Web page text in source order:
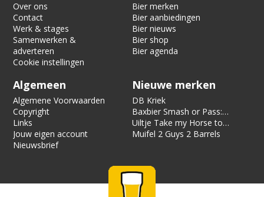
Over ons
Contact
Werk & stages
Samenwerken &
adverteren
Cookie instellingen
Bier merken
Bier aanbiedingen
Bier nieuws
Bier shop
Bier agenda
Algemeen
Algemene Voorwaarden
Copyright
Links
Jouw eigen account
Nieuwsbrief
Nieuwe merken
DB Kriek
Baxbier Smash or Pass:
Strata
Uiltje Take my Horse to
the Hotel Room
Muifel 2 Guys 2 Barrels